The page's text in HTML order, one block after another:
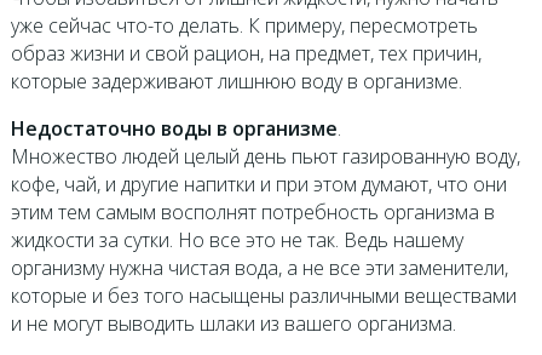
уже сейчас что-то делать. К примеру, пересмотреть
образ жизни и свой рацион, на предмет, тех причин,
которые задерживают лишнюю воду в организме.
Недостаточно воды в организме.
Множество людей целый день пьют газированную воду,
кофе, чай, и другие напитки и при этом думают, что они
этим тем самым восполнят потребность организма в
жидкости за сутки. Но все это не так. Ведь нашему
организму нужна чистая вода, а не все эти заменители,
которые и без того насыщены различными веществами
и не могут выводить шлаки из вашего организма.